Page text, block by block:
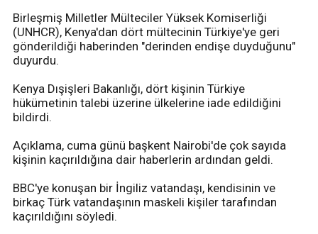
Birleşmiş Milletler Mülteciler Yüksek Komiserliği
(UNHCR), Kenya'dan dört mültecinin Türkiye'ye geri
gönderildiği haberinden "derinden endişe duyduğunu"
duyurdu.
Kenya Dışişleri Bakanlığı, dört kişinin Türkiye
hükümetinin talebi üzerine ülkelerine iade edildiğini
bildirdi.
Açıklama, cuma günü başkent Nairobi'de çok sayıda
kişinin kaçırıldığına dair haberlerin ardından geldi.
BBC'ye konuşan bir İngiliz vatandaşı, kendisinin ve
birkaç Türk vatandaşının maskeli kişiler tarafından
kaçırıldığını söyledi.